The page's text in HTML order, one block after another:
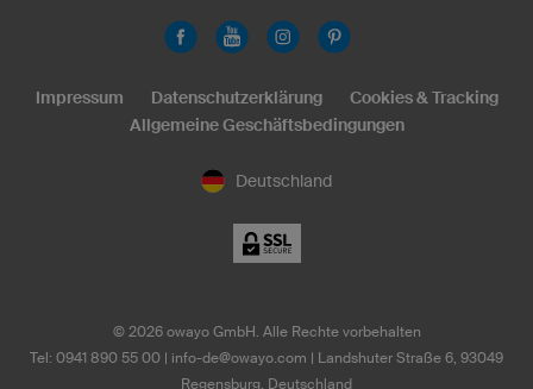
Deutschland
Impressum Datenschutzerklärung
Cookies & Tracking
Allgemeine Geschäftsbedingungen
© 2026owayo GmbH. Alle Rechte vorbehalten
Tel: 0941 890 55 00
info-de@owayo.com | Landshuter Straße 6, 93049
Regensburg, Deutschland